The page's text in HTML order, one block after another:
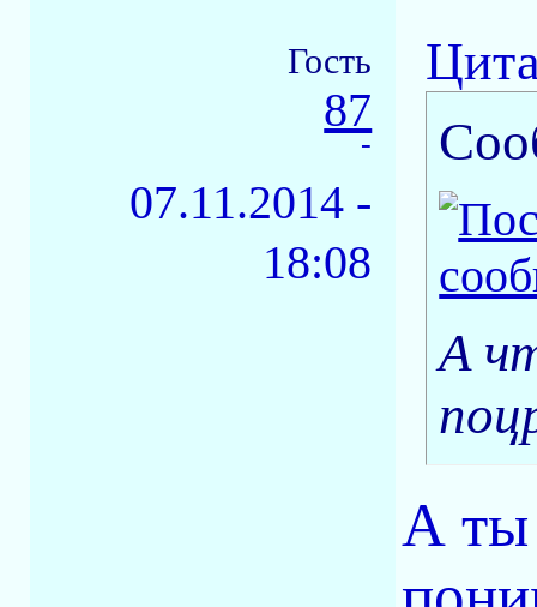
Гость
87
-
07.11.2014 -
18:08
А
А ты